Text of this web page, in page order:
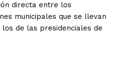
directa entre los
municipales que se llevan
de las presidenciales de